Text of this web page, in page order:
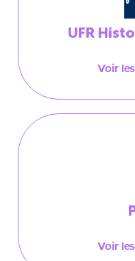
UFR
Voir
Voir